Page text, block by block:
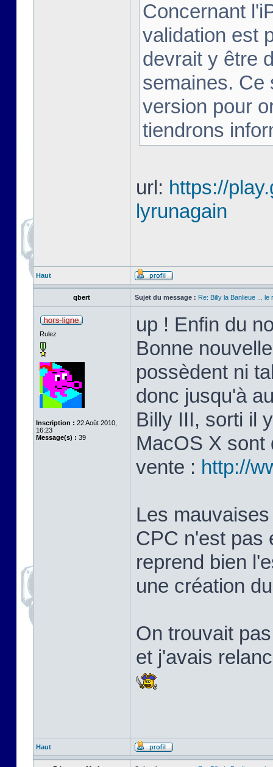
Concernant
validation est
devrait y être
semaines. Ce
version pour
tiendrons
url: https://
lyrunagain
Haut
qbert Sujet du message : Re: Billy la Banlieue ... le
Rulez
Inscription : 22 Août 2010,
16:23
Message(s) : 39
up ! Enfin du
Bonne
possèdent ni
donc jusqu'à
Billy III, sorti il
MacOS X sont
vente : http://
Les
CPC n'est pas
reprend bien
une création
On trouvait
et j'avais
Haut